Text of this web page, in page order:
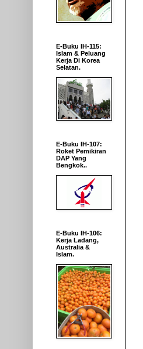
E-Buku IH-115:
Islam & Peluang
Kerja Di Korea
Selatan.
E-Buku IH-107:
Roket Pemikiran
DAP Yang
Bengkok..
E-Buku IH-106:
Kerja Ladang,
Australia &
Islam.